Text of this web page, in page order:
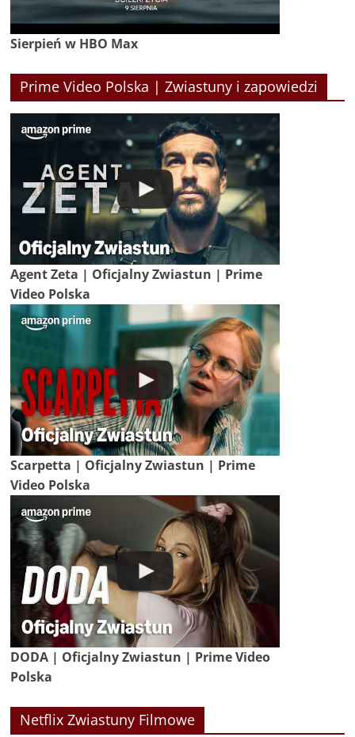
Sierpień w HBO Max
Prime Video Polska | Zwiastuny i zapowiedzi
Agent Zeta | Oficjalny Zwiastun | Prime
Video Polska
Scarpetta | Oficjalny Zwiastun | Prime
Video Polska
DODA | Oficjalny Zwiastun | Prime Video
Polska
Netflix Zwiastuny Filmowe